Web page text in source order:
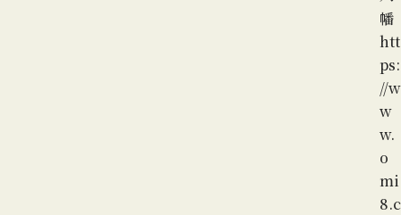
幡
htt
ps:
//w
w
w.
o
mi
8.c